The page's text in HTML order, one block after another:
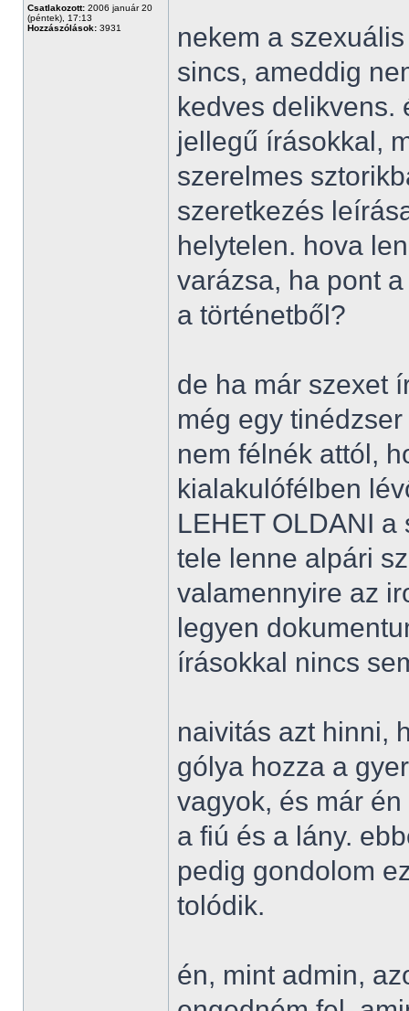
Csatlakozott: 2006 január 20
(péntek), 17:13
Hozzászólások: 3931
nekem a
sincs, ameddig
kedves delikvens.
jellegű írásokkal,
szerelmes
szeretkezés
helytelen. hova
varázsa, ha pont
a történetből?
de ha már szexet
még egy
nem félnék attól,
kialakulófélben
LEHET OLDANI
tele lenne alpári
valamennyire az
legyen
írásokkal nincs
naivitás azt hinni,
gólya hozza a
vagyok, és már
a fiú és a lány.
pedig gondolom
tolódik.
én, mint admin,